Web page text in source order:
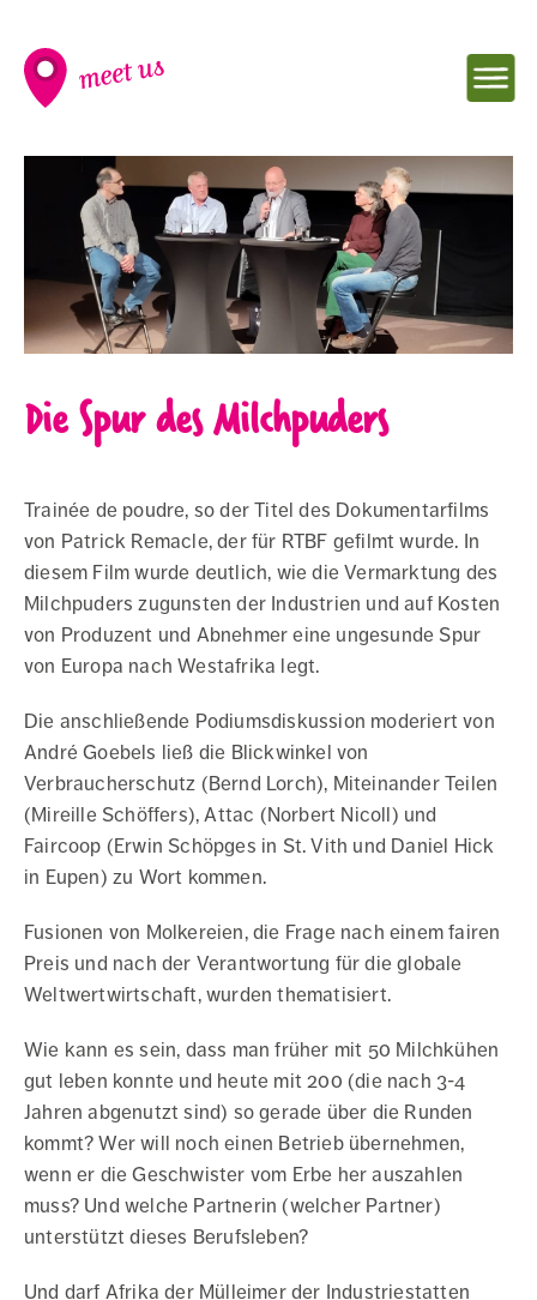
meet
us
-
Seminarraum
Die Spur des Milchpuders
Trainée de poudre, so der Titel des Dokumentarfilms
von Patrick Remacle, der für RTBF gefilmt wurde. In
diesem Film wurde deutlich, wie die Vermarktung des
Milchpuders zugunsten der Industrien und auf Kosten
von Produzent und Abnehmer eine ungesunde Spur
von Europa nach Westafrika legt.
Die anschließende Podiumsdiskussion moderiert von
André Goebels ließ die Blickwinkel von
Verbraucherschutz (Bernd Lorch), Miteinander Teilen
(Mireille Schöffers), Attac (Norbert Nicoll) und
Faircoop (Erwin Schöpges in St. Vith und Daniel Hick
in Eupen) zu Wort kommen.
Fusionen von Molkereien, die Frage nach einem fairen
Preis und nach der Verantwortung für die globale
Weltwertwirtschaft, wurden thematisiert.
Wie kann es sein, dass man früher mit 50 Milchkühen
gut leben konnte und heute mit 200 (die nach 3-4
Jahren abgenutzt sind) so gerade über die Runden
kommt? Wer will noch einen Betrieb übernehmen,
wenn er die Geschwister vom Erbe her auszahlen
muss? Und welche Partnerin (welcher Partner)
unterstützt dieses Berufsleben?
Und darf Afrika der Mülleimer der Industriestatten